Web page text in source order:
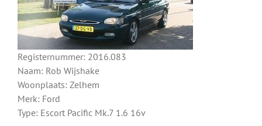
Registernummer: 2016.083
Naam: Rob Wijshake
Woonplaats: Zelhem
Merk: Ford
Type: Escort Pacific Mk.7 1.6 16v